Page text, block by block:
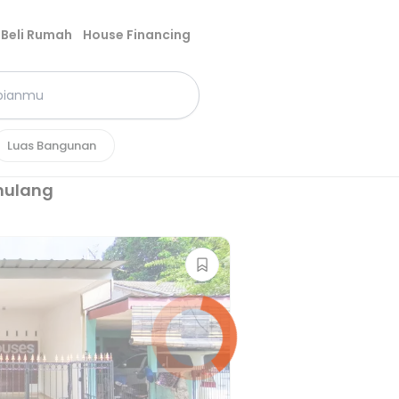
Beli Rumah House Financing
Luas Bangunan